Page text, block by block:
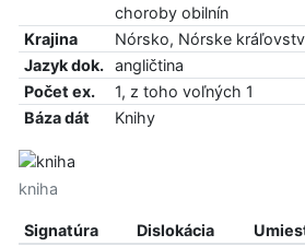
choroby obilnín
Krajina
Nórsko, Nórske
Jazyk dok.
angličtina
Počet ex.
1, z toho voľných 1
Báza dát
Knihy
kniha
Signatúra Dislokácia